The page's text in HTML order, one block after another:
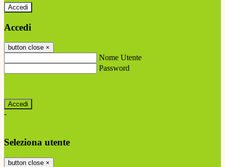
Accedi
Accedi
button close ×
Nome Utente
Password
-
Seleziona utente
button close ×